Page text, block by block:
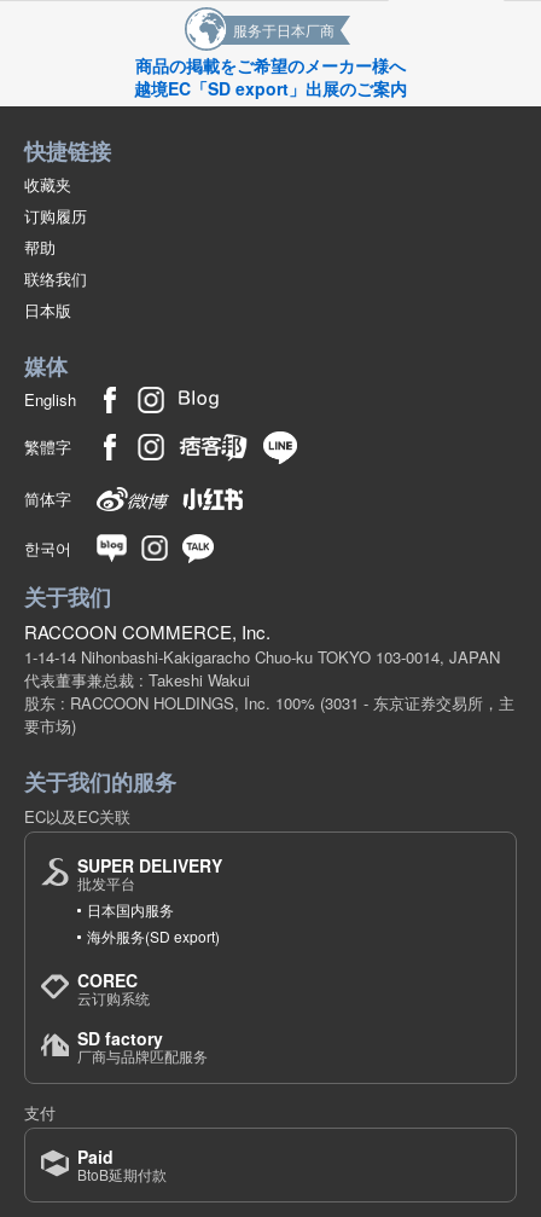
服务于日本厂商
商品の掲載をご希望のメーカー様へ
越境EC「SD export」出展のご案内
快捷链接
收藏夹
订购履历
帮助
联络我们
日本版
媒体
English
繁體字
简体字
한국어
关于我们
RACCOON COMMERCE, Inc.
1-14-14 Nihonbashi-Kakigaracho Chuo-ku TOKYO 103-0014, JAPAN
代表董事兼总裁 : Takeshi Wakui
股东 : RACCOON HOLDINGS, Inc. 100% (3031 - 东京证券交易所，主
要市场)
关于我们的服务
EC以及EC关联
SUPER DELIVERY
批发平台
日本国内服务
海外服务(SD export)
COREC
云订购系统
SD factory
厂商与品牌匹配服务
支付
Paid
BtoB延期付款